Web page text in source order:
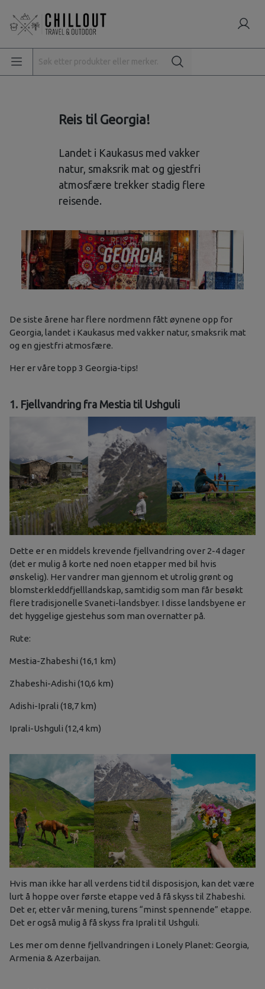
Reis til Georgia!
Landet i Kaukasus med vakker
natur, smaksrik mat og gjestfri
atmosfære trekker stadig flere
reisende.
De siste årene har flere nordmenn fått øynene opp for
Georgia, landet i Kaukasus med vakker natur, smaksrik mat
og en gjestfri atmosfære.
Her er våre topp 3 Georgia-tips!
1. Fjellvandring fra Mestia til Ushguli
Dette er en middels krevende fjellvandring over 2-4 dager
(det er mulig å korte ned noen etapper med bil hvis
ønskelig). Her vandrer man gjennom et utrolig grønt og
blomsterkleddfjelllandskap, samtidig som man får besøkt
flere tradisjonelle Svaneti-landsbyer. I disse landsbyene er
det hyggelige gjestehus som man overnatter på.
Rute:
Mestia-Zhabeshi (16,1 km)
Zhabeshi-Adishi (10,6 km)
Adishi-Iprali (18,7 km)
Iprali-Ushguli (12,4 km)
Hvis man ikke har all verdens tid til disposisjon, kan det være
lurt å hoppe over første etappe ved å få skyss til Zhabeshi.
Det er, etter vår mening, turens “minst spennende” etappe.
Det er også mulig å få skyss fra Iprali til Ushguli.
Les mer om denne fjellvandringen i Lonely Planet: Georgia,
Armenia & Azerbaijan.